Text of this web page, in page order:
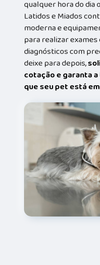
qualquer hora do dia
Latidos e Miados
moderna e
para realizar
diagnósticos com
deixe para depois,
cotação e garanta
que seu pet está